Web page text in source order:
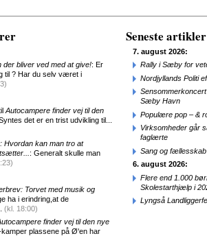
der bliver ved med at give!: Er
til ? Har du selv været i
Autocampere finder vej til den
det er en trist udvikling til...
Hvordan kan man tro at
: Generalt skulle man
Torvet med musik og
ha i erindring,at de
(kl. 18:00)
finder vej til den nye
kamper plassene på Ø'en har
Seneste artikler
7. august 2026:
Rally i Sæby for
Nordjyllands Politi
Sæby Havn
Populære pop – &
Virksomheder går
faglærte
Sang og
6. august 2026:
Flere end 1.000
Skolestarthjælp i
Lyngså